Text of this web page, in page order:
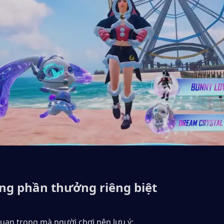
phần thưởng riêng biệt
trọng mà người chơi nên lưu ý: